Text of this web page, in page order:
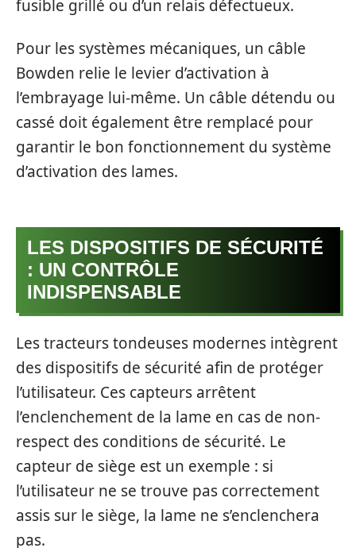
fusible grillé ou d’un relais défectueux.
Pour les systèmes mécaniques, un câble
Bowden relie le levier d’activation à
l’embrayage lui-même. Un câble détendu ou
cassé doit également être remplacé pour
garantir le bon fonctionnement du système
d’activation des lames.
LES DISPOSITIFS DE SÉCURITÉ
: UN CONTRÔLE
INDISPENSABLE
Les tracteurs tondeuses modernes intègrent
des dispositifs de sécurité afin de protéger
l’utilisateur. Ces capteurs arrêtent
l’enclenchement de la lame en cas de non-
respect des conditions de sécurité. Le
capteur de siège est un exemple : si
l’utilisateur ne se trouve pas correctement
assis sur le siège, la lame ne s’enclenchera
pas.